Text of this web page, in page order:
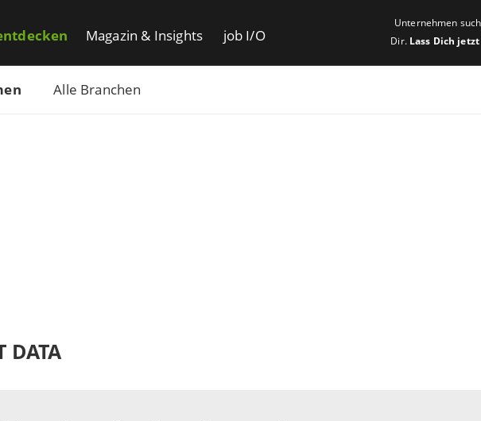
Alle Branchen
Magazin & Insights job I/O
Unternehmen
Dir. Lass Dich
DATA